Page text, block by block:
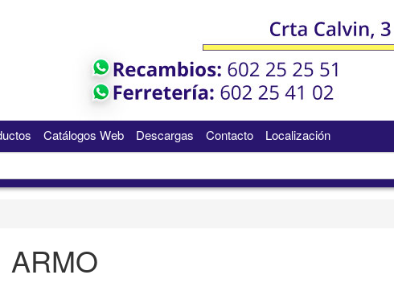
Catálogos Web Descargas Contacto Localización
ARMO